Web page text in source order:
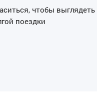
чтобы
поездки